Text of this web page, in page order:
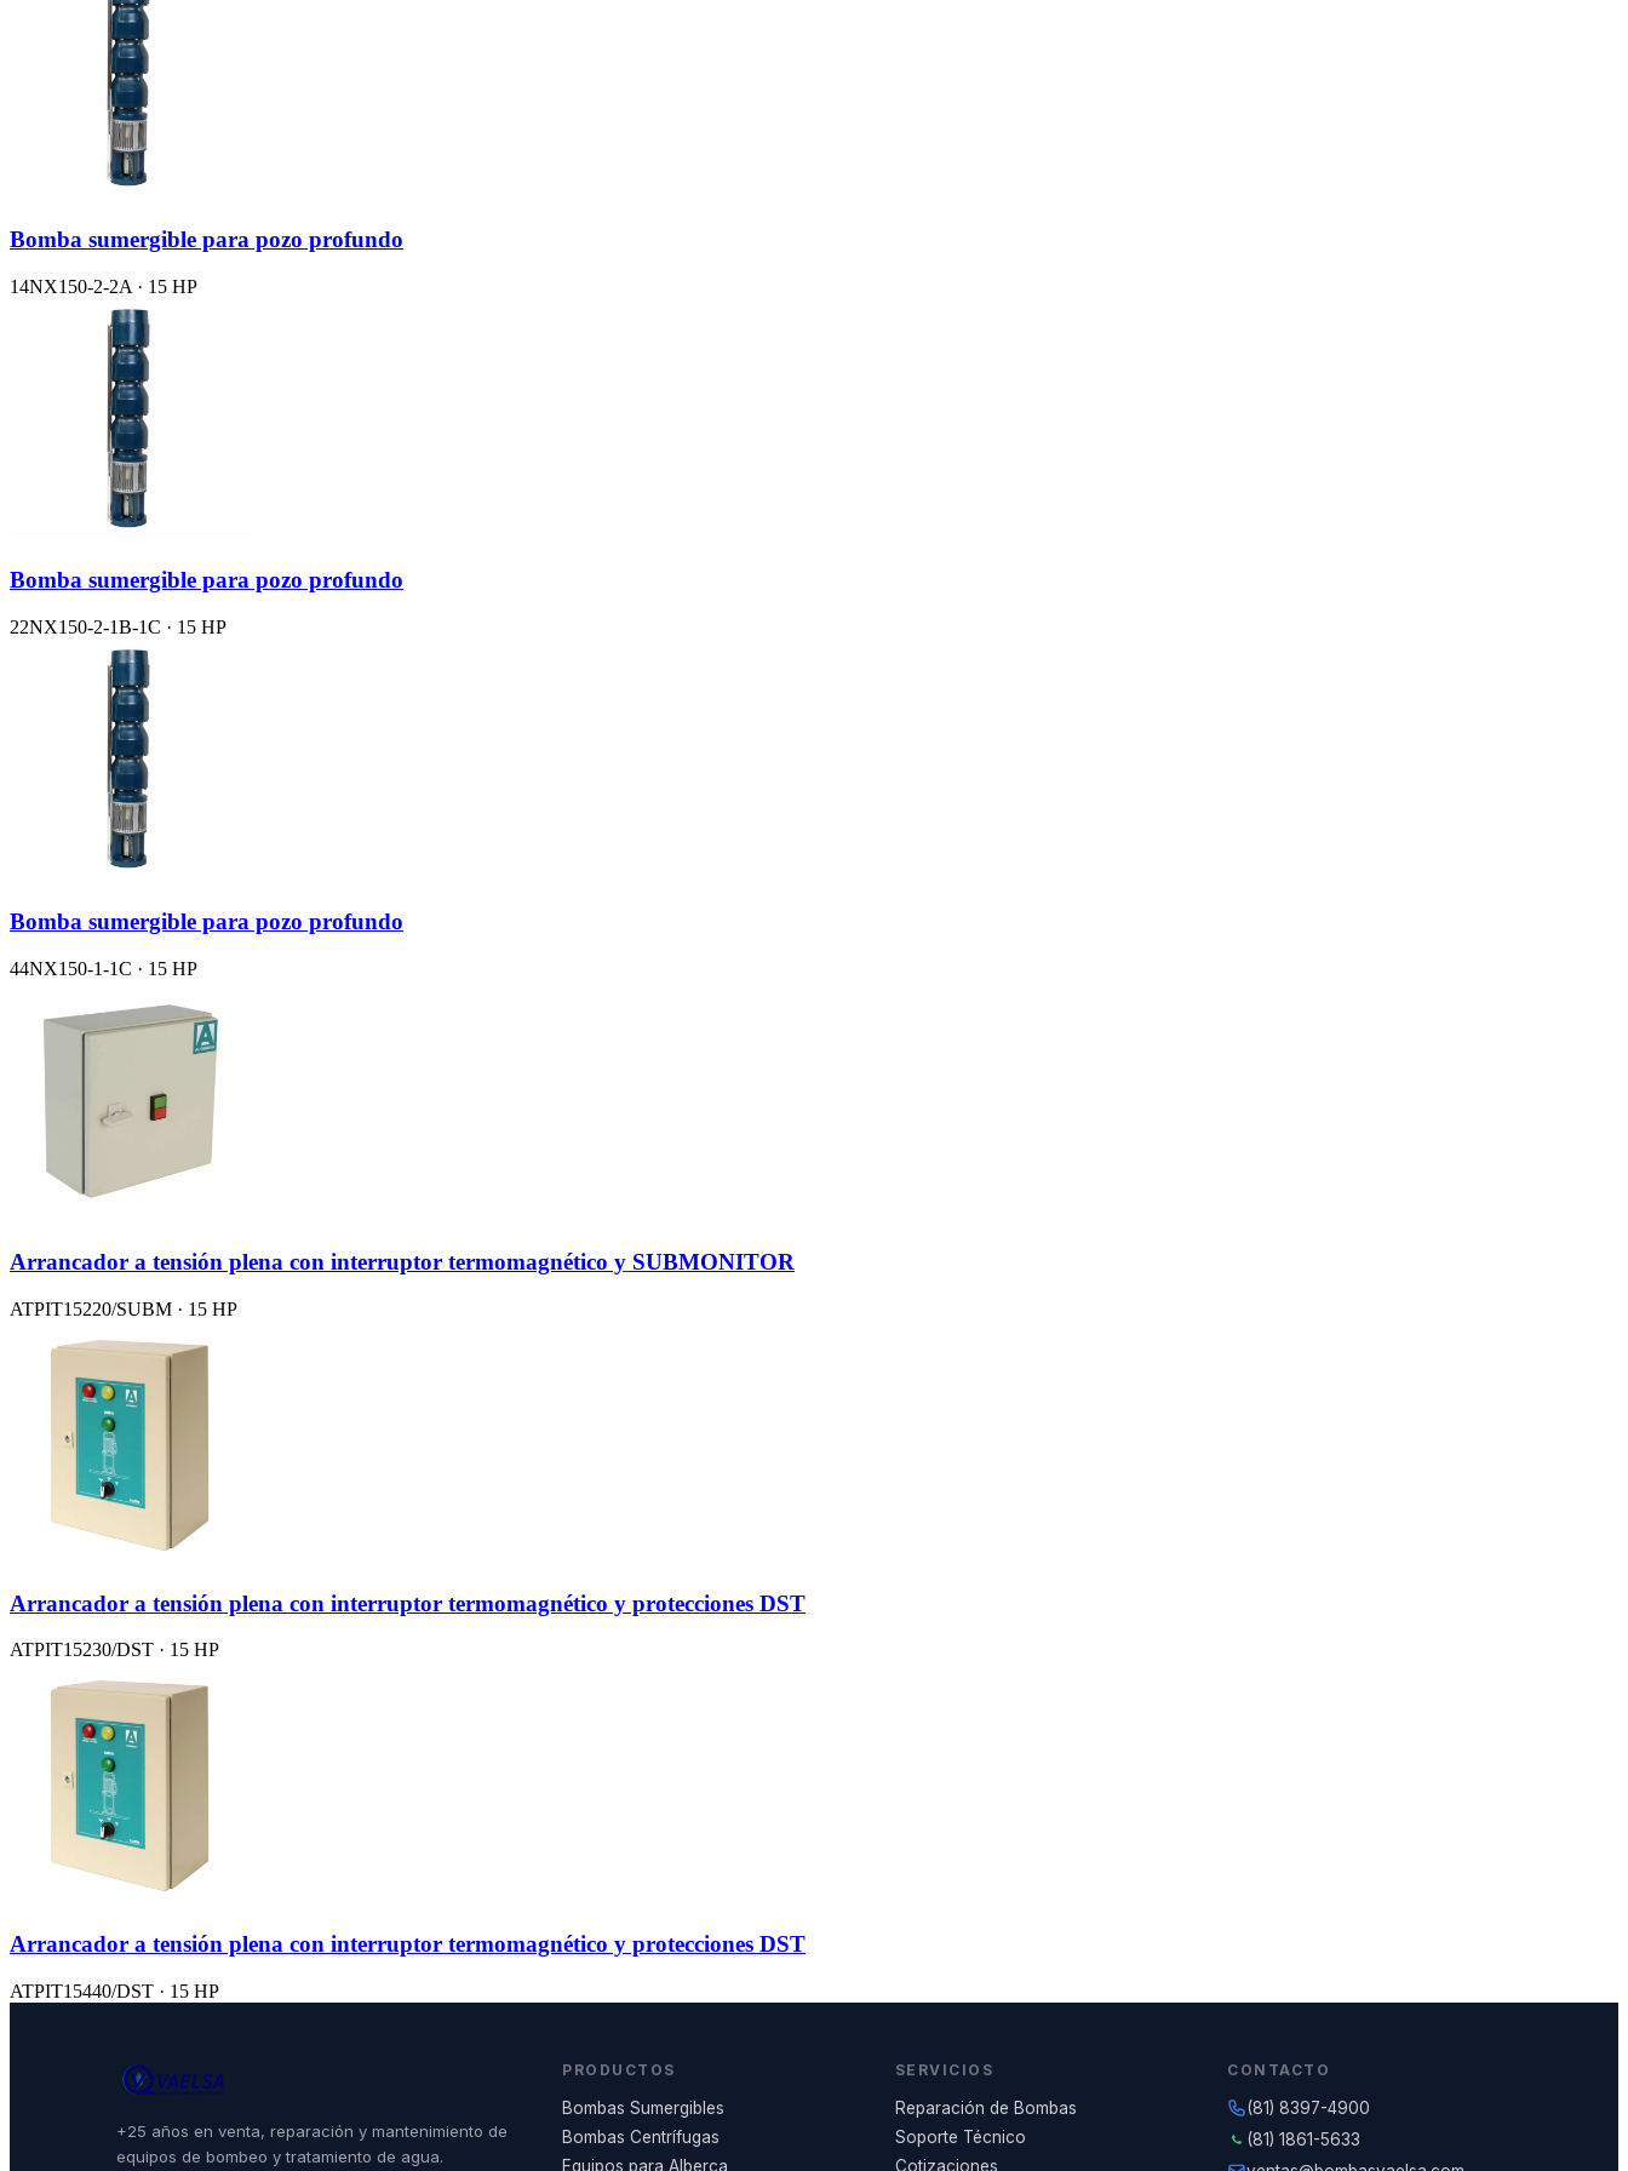
Bomba sumergible para pozo profundo
14NX150-2-2A · 15 HP
Bomba sumergible para pozo profundo
22NX150-2-1B-1C · 15 HP
Bomba sumergible para pozo profundo
44NX150-1-1C · 15 HP
Arrancador a tensión plena con interruptor termomagnético y SUBMONITOR
ATPIT15220/SUBM · 15 HP
Arrancador a tensión plena con interruptor termomagnético y protecciones DST
ATPIT15230/DST · 15 HP
Arrancador a tensión plena con interruptor termomagnético y protecciones DST
ATPIT15440/DST · 15 HP
+25 años en venta, reparación y mantenimiento de
equipos de bombeo y tratamiento de agua.
PRODUCTOS
Bombas Sumergibles
Bombas Centrífugas
Equipos para Alberca
SERVICIOS
Reparación de Bombas
Soporte Técnico
Cotizaciones
CONTACTO
(81) 8397-4900
(81) 1861-5633